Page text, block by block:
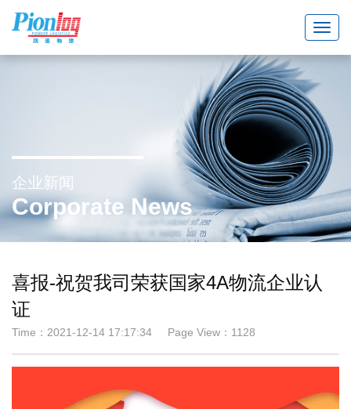
企业新闻
Corporate News
喜报-祝贺我司荣获国家4A物流企业认
证
Time：2021-12-14 17:17:34 Page View：1128